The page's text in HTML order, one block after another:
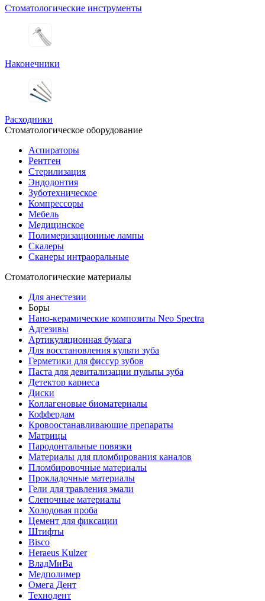
Стоматологические инструменты
Наконечники
Расходники
Стоматологическое оборудование
Аспираторы
Рентген
Стерилизация
Эндодонтия
Зуботехническое
Компрессоры
Мебель
Медицинское
Полимеризационные лампы
Скалеры
Сканеры интраоральные
Стоматологические материалы
Для анестезии
Боры
Нано-керамические композиты Neo Spectra
Адгезивы
Артикуляционная бумага
Для восстановления культи зуба
Герметики для фиссур зубов
Паста для девитализации пульпы зуба
Детектор кариеса
Диски
Коллагеновые биоматериалы
Коффердам
Кровоостанавливающие препараты
Матрицы
Пародонтальные повязки
Материалы для пломбирования каналов
Пломбировочные материалы
Прокладочные материалы
Гели для травления эмали
Слепочные материалы
Холодовая проба
Цемент для фиксации
Штифты
Bisco
Heraeus Kulzer
ВладМиВа
Медполимер
Омега Дент
Технодент